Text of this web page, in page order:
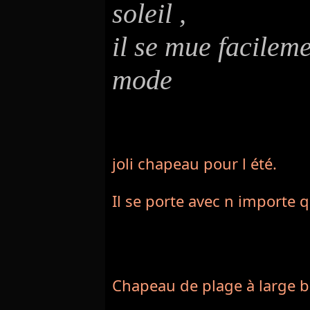
soleil ,
il se mue
mode
joli chapeau pour l été.
Il se porte avec n importe
Chapeau de plage à large